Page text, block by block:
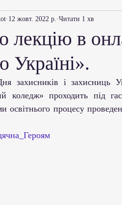
Академічна
ЗВО Робота зі
Забезпечення якості
Досягнення
лекцію в
Україні».
12 жовт. 2022 р. Читати 1 хв
коледж» проходить під
освітнього процесу